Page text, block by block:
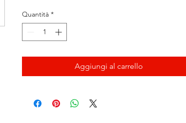
Quantità *
Aggiungi al carrello